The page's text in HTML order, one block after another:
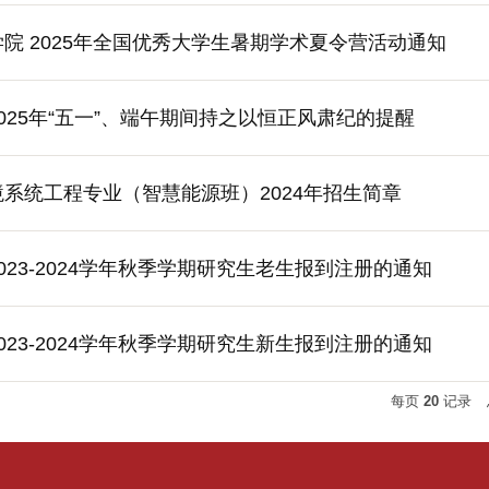
2025年全国优秀大学生暑期学术夏令营活动通知
年“五一”、端午期间持之以恒正风肃纪的提醒
统工程专业（智慧能源班）2024年招生简章
2024学年秋季学期研究生老生报到注册的通知
2024学年秋季学期研究生新生报到注册的通知
每页 20 记录